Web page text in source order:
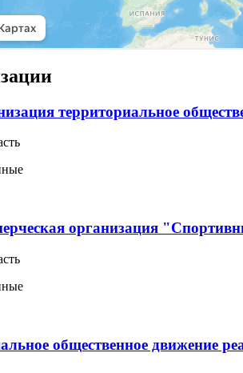
территориальное
организация
общественное